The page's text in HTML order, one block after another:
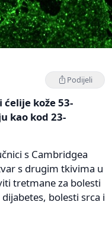
Podijeli
kože 53-
kao kod 23-
s Cambridgea
s drugim tkivima u
tretmane za bolesti
bolesti srca i